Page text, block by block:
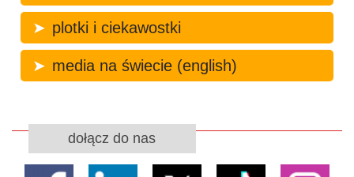
plotki i ciekawostki
media na świecie (english)
dołącz do nas